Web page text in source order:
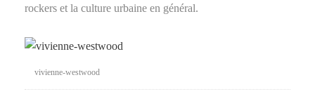
rockers et la culture urbaine en général.
vivienne-westwood